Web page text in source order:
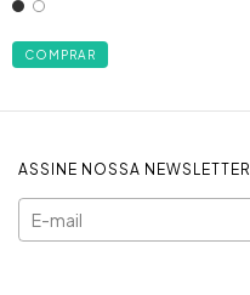
COMPRAR
ASSINE NOSSA NEWSLETTER